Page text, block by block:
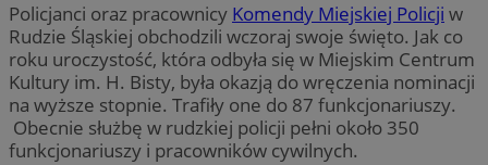
Policjanci oraz pracownicy Komendy Miejskiej Policji w
Rudzie Śląskiej obchodzili wczoraj swoje święto. Jak co
roku uroczystość, która odbyła się w Miejskim Centrum
Kultury im. H. Bisty, była okazją do wręczenia nominacji
na wyższe stopnie. Trafiły one do 87 funkcjonariuszy.
Obecnie służbę w rudzkiej policji pełni około 350
funkcjonariuszy i pracowników cywilnych.